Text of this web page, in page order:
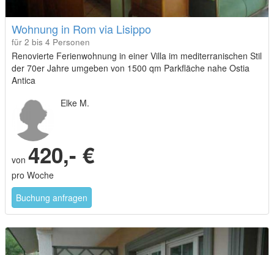
Wohnung in Rom via Lisippo
für 2 bis 4 Personen
Renovierte Ferienwohnung in einer Villa im mediterranischen Stil
der 70er Jahre umgeben von 1500 qm Parkfläche nahe Ostia
Antica
Elke M.
von 420,- €
pro Woche
Buchung anfragen